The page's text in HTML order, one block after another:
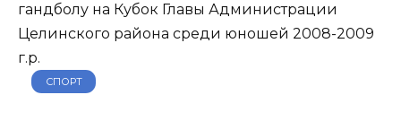
гандболу на Кубок Главы Администрации
Целинского района среди юношей 2008-2009
г.р.
СПОРТ